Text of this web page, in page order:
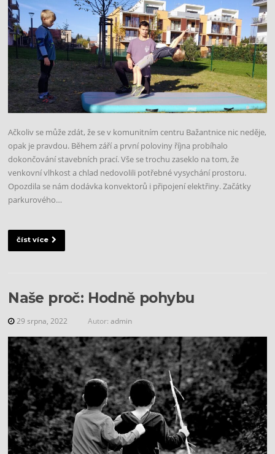
Ačkoliv se může zdát, že se v komunitním centru Bažantnice nic neděje,
opak je pravdou. Během září a první poloviny října probíhalo
dokončování stavebních prací. Vše se trochu zaseklo na tom, že
venkovní vlhkost a chlad nedovolili potřebné vysychání prostoru.
Opozdila se nám dodávka konvektorů i připojení elektřiny. Začátky
parkurového…
číst více
Naše proč: Hodně pohybu
29 srpna, 2022 Autor:admin